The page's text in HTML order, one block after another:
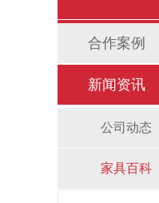
合作案例
新闻资讯
公司动态
家具百科